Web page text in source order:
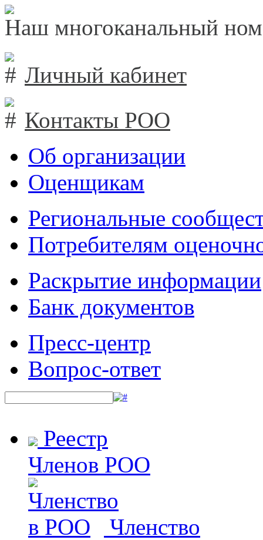
Наш многоканальный
Личный кабинет
Контакты РОО
Об организации
Оценщикам
Региональные
Потребителям
Раскрытие информации
Банк документов
Пресс-центр
Вопрос-ответ
Реестр
Членов РОО
Членство